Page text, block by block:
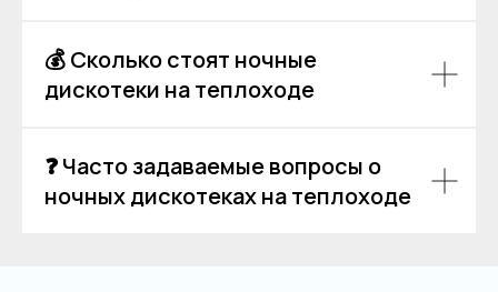
💰 Сколько стоят ночные
дискотеки на теплоходе
❓ Часто задаваемые вопросы о
ночных дискотеках на теплоходе